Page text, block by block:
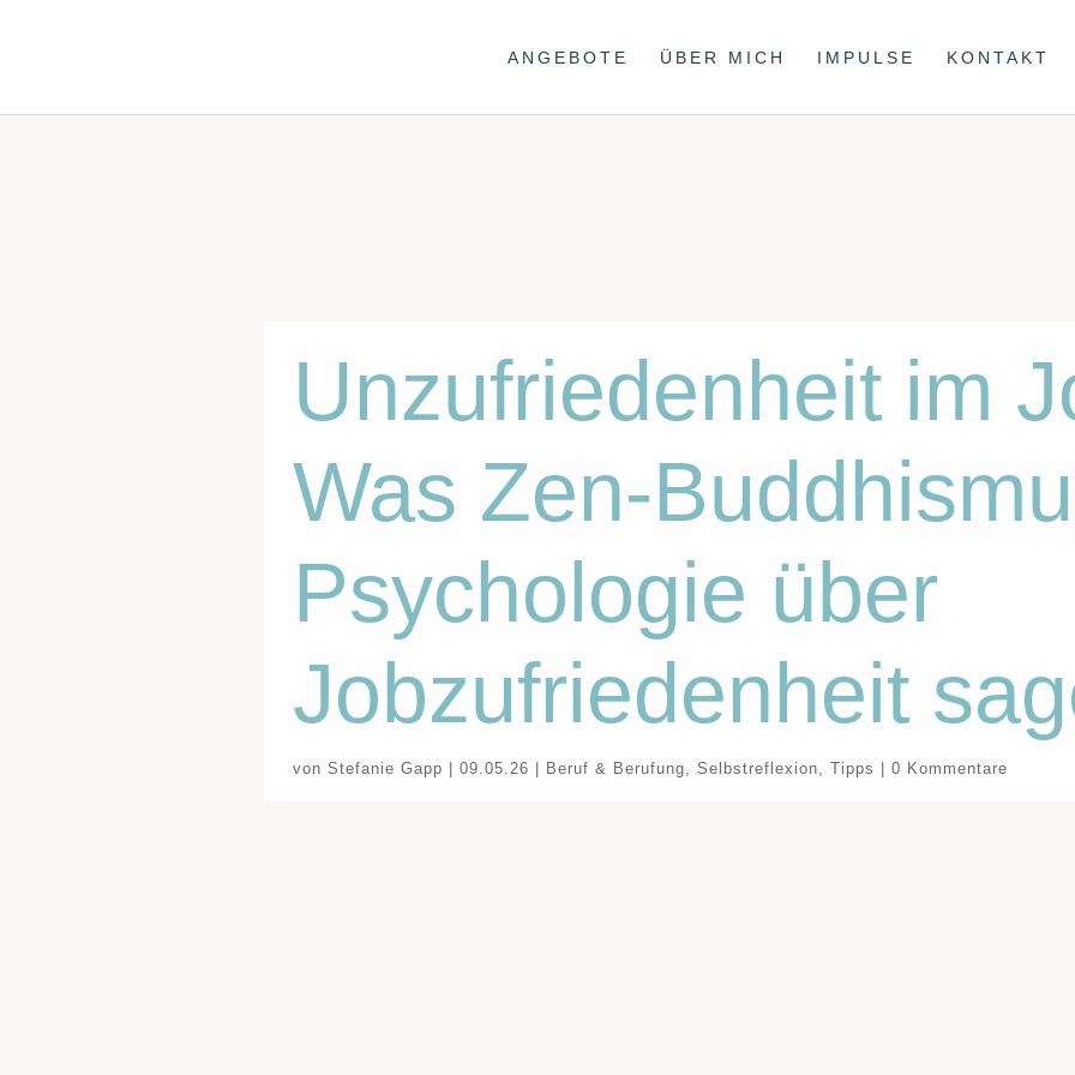
ANGEBOTE ÜBER MICH IMPULSE KONTAKT
Unzufriedenheit im
Was Zen-
Psychologie über
Jobzufriedenheit
vonStefanie Gapp |09.05.26 Beruf & Berufung,Selbstreflexion,Tipps |0 Kommentare